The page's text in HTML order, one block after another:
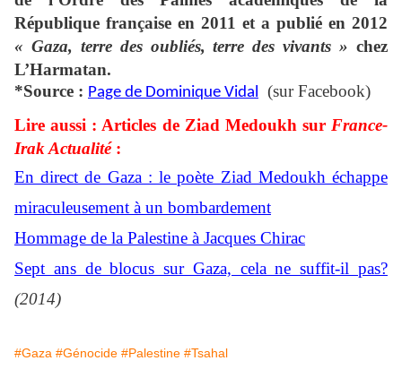
République française en 2011 et a publié en 2012
« Gaza, terre des oubliés, terre des vivants » chez
L’Harmatan.
*Source : Page de Dominique Vidal (sur Facebook)
Lire aussi : Articles de Ziad Medoukh sur France-
Irak Actualité:
En direct de Gaza : le poète Ziad Medoukh échappe
miraculeusement à un bombardement
Hommage de la Palestine à Jacques Chirac
Sept ans de blocus sur Gaza, cela ne suffit-il pas?
(2014)
#Gaza #Génocide #Palestine #Tsahal